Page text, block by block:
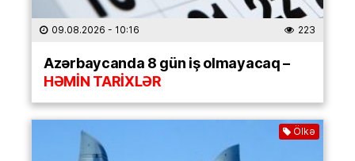
09.08.2026 - 10:16 223
Azərbaycanda 8 gün iş olmayacaq –
HƏMİN TARİXLƏR
Ölkə